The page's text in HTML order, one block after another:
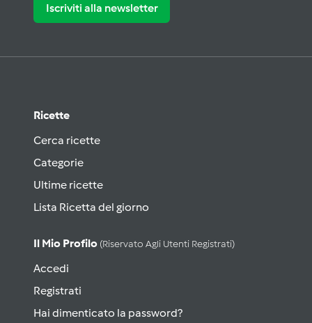
Iscriviti alla newsletter
Ricette
Cerca ricette
Categorie
Ultime ricette
Lista Ricetta del giorno
Il Mio Profilo (riservato Agli Utenti Registrati)
Accedi
Registrati
Hai dimenticato la password?